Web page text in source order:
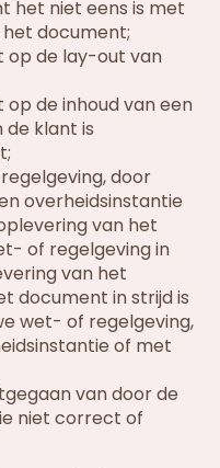
het niet eens is met
document;
op de lay-out van
de inhoud van een
klant is
door
overheidsinstantie
van het
of regelgeving in
van het
document in strijd is
wet- of regelgeving,
of met
van door de
niet correct of